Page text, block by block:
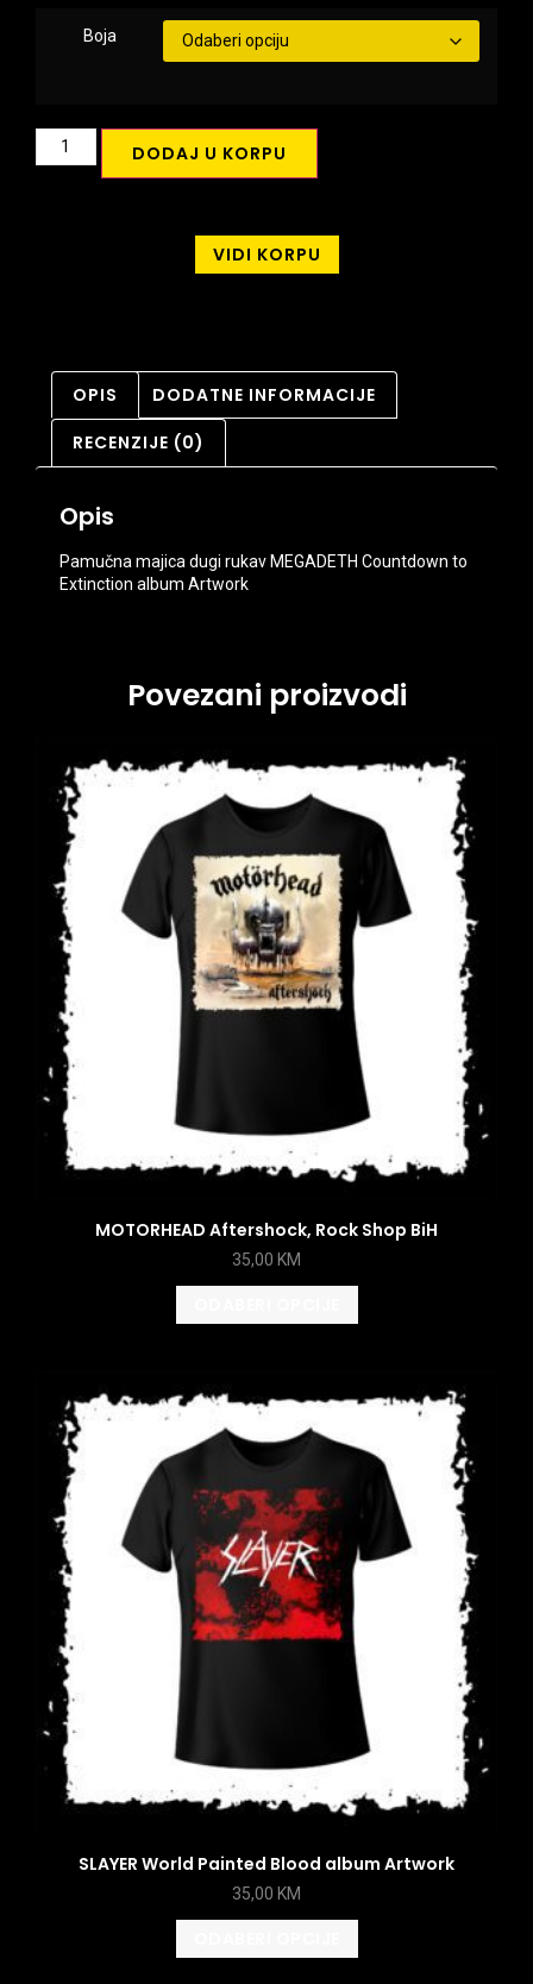
Boja
DODAJ U KORPU
VIDI KORPU
OPIS DODATNE INFORMACIJE
RECENZIJE (0)
Opis
Pamučna majica dugi rukav MEGADETH Countdown to
Extinction album Artwork
Povezani proizvodi
MOTORHEAD Aftershock, Rock Shop BiH
35,00 KM
SLAYER World Painted Blood album Artwork
35,00 KM